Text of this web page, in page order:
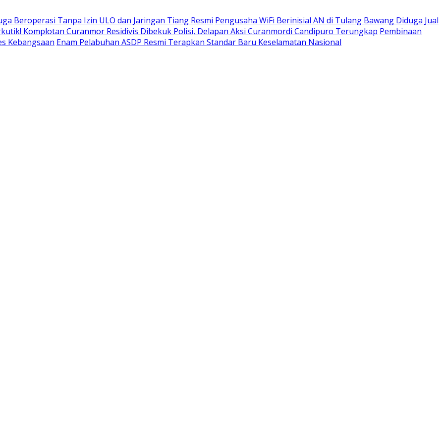
Beroperasi Tanpa Izin ULO dan Jaringan Tiang Resmi Pengusaha WiFi Berinisial AN di Tulang Bawang Diduga Jual
Komplotan Curanmor Residivis Dibekuk Polisi, Delapan Aksi Curanmordi Candipuro Terungkap Pembinaan
Kebangsaan Enam Pelabuhan ASDP Resmi Terapkan Standar Baru Keselamatan Nasional